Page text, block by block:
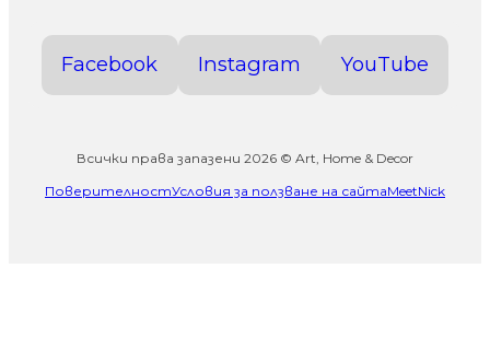
Facebook Instagram YouTube
Всички права запазени 2026 © Art, Home & Decor
ПоверителностУсловия за ползване на сайтаMeetNick